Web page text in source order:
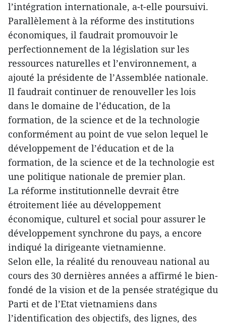
l’intégration internationale, a-t-elle poursuivi.
Parallèlement à la réforme des institutions
économiques, il faudrait promouvoir le
perfectionnement de la législation sur les
ressources naturelles et l’environnement, a
ajouté la présidente de l’Assemblée nationale.
Il faudrait continuer de renouveller les lois
dans le domaine de l’éducation, de la
formation, de la science et de la technologie
conformément au point de vue selon lequel le
développement de l’éducation et de la
formation, de la science et de la technologie est
une politique nationale de premier plan.
La réforme institutionnelle devrait être
étroitement liée au développement
économique, culturel et social pour assurer le
développement synchrone du pays, a encore
indiqué la dirigeante vietnamienne.
Selon elle, la réalité du renouveau national au
cours des 30 dernières années a affirmé le bien-
fondé de la vision et de la pensée stratégique du
Parti et de l’Etat vietnamiens dans
l’identification des objectifs, des lignes, des